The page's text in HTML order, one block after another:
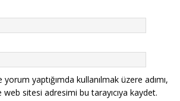
yaptığımda kullanılmak üzere adımı,
sitesi adresimi bu tarayıcıya kaydet.